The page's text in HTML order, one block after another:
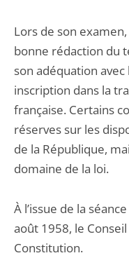
Lors de son examen,
bonne rédaction du
son adéquation
inscription dans la
française. Certains
réserves sur les
de la République,
domaine de la loi.
À l’issue de la
août 1958, le
Constitution.